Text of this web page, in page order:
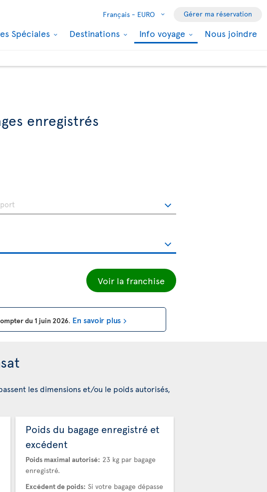
Français - EURO Gérer ma réservation
Spéciales Destinations Info voyage Nous joindre
enregistrés
Voir la franchise
du 1 juin 2026. En savoir plus
les dimensions et/ou le poids autorisés,
Poids du bagage enregistré et
excédent
Poids maximal autorisé: 23 kg par bagage
enregistré.
Excédent de poids: Si votre bagage dépasse